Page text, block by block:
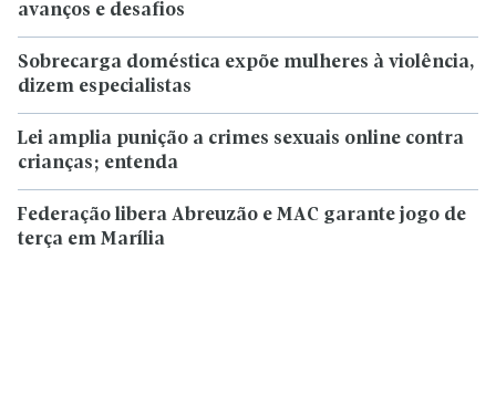
avanços e desafios
Sobrecarga doméstica expõe mulheres à violência,
dizem especialistas
Lei amplia punição a crimes sexuais online contra
crianças; entenda
Federação libera Abreuzão e MAC garante jogo de
terça em Marília